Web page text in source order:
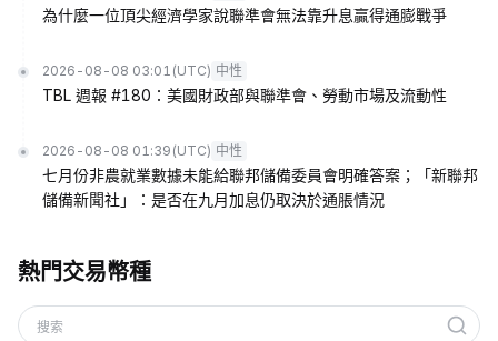
為什麼一位頂尖經濟學家說聯準會無法靠升息贏得通膨戰爭
2026-08-08 03:01 (UTC) 中性
TBL 週報 #180：美國財政部與聯準會、勞動市場及流動性
2026-08-08 01:39 (UTC) 中性
七月份非農就業數據未能給聯邦儲備委員會明確答案；「新聯邦
儲備新聞社」：是否在九月加息仍取決於通脹情況
熱門交易幣種
搜索